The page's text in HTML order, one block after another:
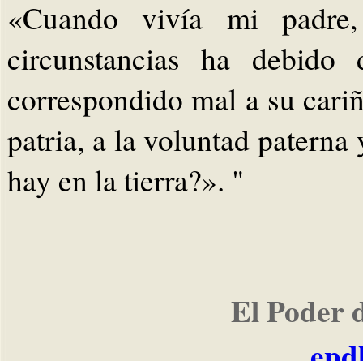
«Cuando vivía mi
circunstancias ha
correspondido mal a su
patria, a la voluntad
hay en la tierra?». "
El Poder